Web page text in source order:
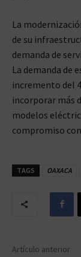
La
de su
demanda de
La demanda de
incremento del
incorporar más
modelos
compromiso
TAGS OAXACA
Artículo anterior